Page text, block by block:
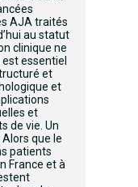
AJA traités
au statut
clinique ne
essentiel
et
et
et
de vie. Un
que le
patients
France et à